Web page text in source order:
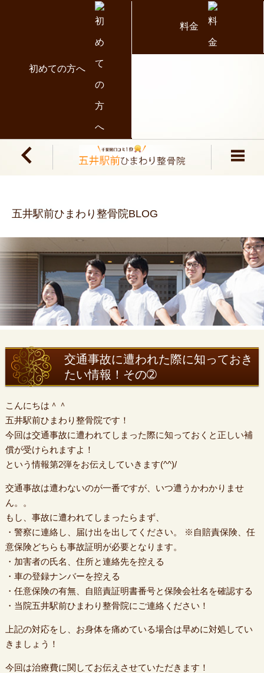
初めての方へ
料金
五井駅前ひまわり整骨院BLOG
交通事故に遭われた際に知っておき
たい情報！その➁
こんにちは＾＾
五井駅前ひまわり整骨院です！
今回は交通事故に遭われてしまった際に知っておくと正しい補
償が受けられますよ！
という情報第2弾をお伝えしていきます(^^)/
交通事故は遭わないのが一番ですが、いつ遭うかわかりませ
ん。。
もし、事故に遭われてしまったらまず、
・警察に連絡し、届け出を出してください。 ※自賠責保険、任
意保険どちらも事故証明が必要となります。
・加害者の氏名、住所と連絡先を控える
・車の登録ナンバーを控える
・任意保険の有無、自賠責証明書番号と保険会社名を確認する
・当院五井駅前ひまわり整骨院にご連絡ください！
上記の対応をし、お身体を痛めている場合は早めに対処してい
きましょう！
今回は治療費に関してお伝えさせていただきます！